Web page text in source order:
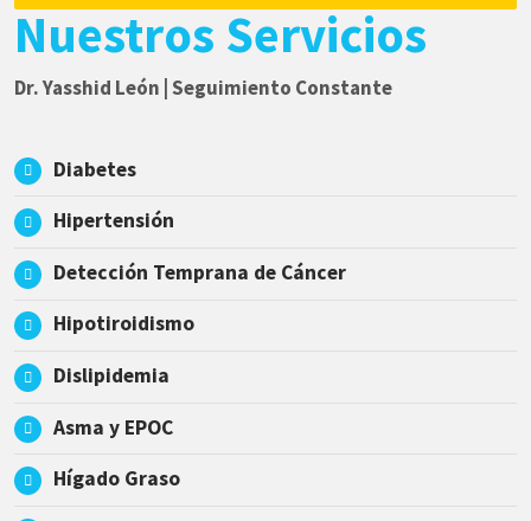
Nuestros Servicios
Dr. Yasshid León | Seguimiento Constante
Diabetes
Hipertensión
Detección Temprana de Cáncer
Hipotiroidismo
Dislipidemia
Asma y EPOC
Hígado Graso